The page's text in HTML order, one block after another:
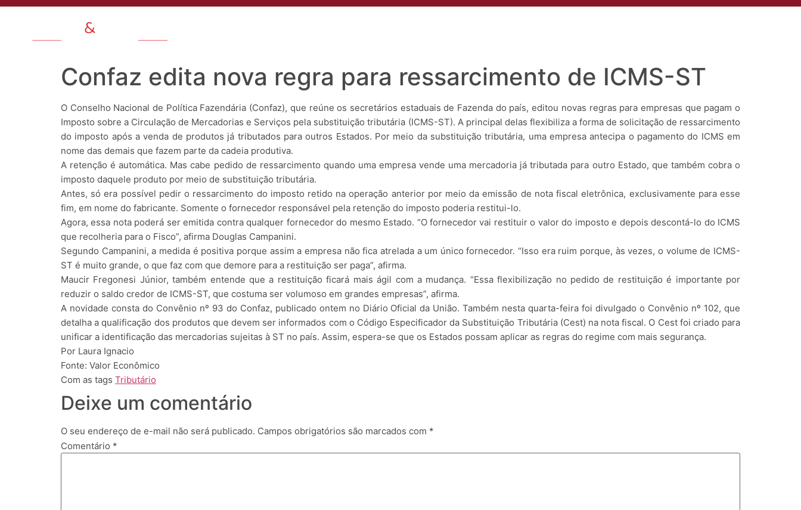
Confaz edita nova regra para ressarcimento de ICMS-ST
O Conselho Nacional de Política Fazendária (Confaz), que reúne os secretários estaduais de Fazenda do país, editou novas regras para empresas que pagam o
Imposto sobre a Circulação de Mercadorias e Serviços pela substituição tributária (ICMS-ST). A principal delas flexibiliza a forma de solicitação de ressarcimento
do imposto após a venda de produtos já tributados para outros Estados. Por meio da substituição tributária, uma empresa antecipa o pagamento do ICMS em
nome das demais que fazem parte da cadeia produtiva.
A retenção é automática. Mas cabe pedido de ressarcimento quando uma empresa vende uma mercadoria já tributada para outro Estado, que também cobra o
imposto daquele produto por meio de substituição tributária.
Antes, só era possível pedir o ressarcimento do imposto retido na operação anterior por meio da emissão de nota fiscal eletrônica, exclusivamente para esse
fim, em nome do fabricante. Somente o fornecedor responsável pela retenção do imposto poderia restitui-lo.
Agora, essa nota poderá ser emitida contra qualquer fornecedor do mesmo Estado. “O fornecedor vai restituir o valor do imposto e depois descontá-lo do ICMS
que recolheria para o Fisco”, afirma Douglas Campanini.
Segundo Campanini, a medida é positiva porque assim a empresa não fica atrelada a um único fornecedor. “Isso era ruim porque, às vezes, o volume de ICMS-
ST é muito grande, o que faz com que demore para a restituição ser paga”, afirma.
Maucir Fregonesi Júnior, também entende que a restituição ficará mais ágil com a mudança. “Essa flexibilização no pedido de restituição é importante por
reduzir o saldo credor de ICMS-ST, que costuma ser volumoso em grandes empresas”, afirma.
A novidade consta do Convênio nº 93 do Confaz, publicado ontem no Diário Oficial da União. Também nesta quarta-feira foi divulgado o Convênio nº 102, que
detalha a qualificação dos produtos que devem ser informados com o Código Especificador da Substituição Tributária (Cest) na nota fiscal. O Cest foi criado para
unificar a identificação das mercadorias sujeitas à ST no país. Assim, espera-se que os Estados possam aplicar as regras do regime com mais segurança.
Por Laura Ignacio
Fonte: Valor Econômico
Com as tags Tributário
Deixe um comentário
O seu endereço de e-mail não será publicado. Campos obrigatórios são marcados com *
Comentário *